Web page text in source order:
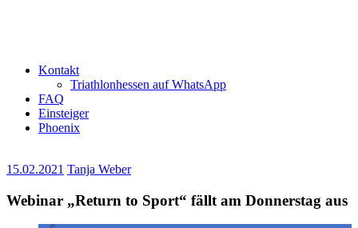
Kontakt
Triathlonhessen auf WhatsApp
FAQ
Einsteiger
Phoenix
15.02.2021 Tanja Weber
Webinar „Return to Sport“ fällt am Donnerstag aus